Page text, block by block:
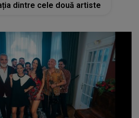
dintre cele două artiste